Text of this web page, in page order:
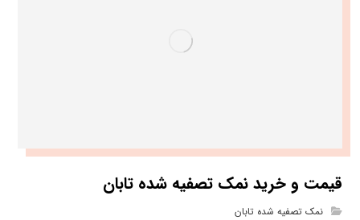
قیمت و خرید نمک تصفیه شده تابان
نمک تصفیه شده تابان